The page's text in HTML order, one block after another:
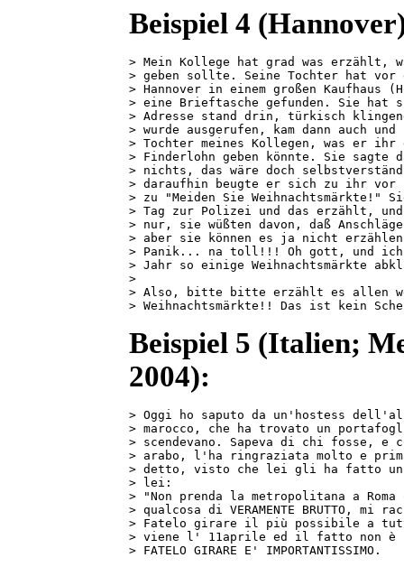
Beispiel 4
> Mein Kollege hat grad was erzählt,
> geben sollte. Seine Tochter hat vor
> Hannover in einem großen Kaufhaus
> eine Brieftasche gefunden. Sie hat
> Adresse stand drin, türkisch
> wurde ausgerufen, kam dann auch
> Tochter meines Kollegen, was er ihr
> Finderlohn geben könnte. Sie sagte
> nichts, das wäre doch
> daraufhin beugte er sich zu ihr
> zu "Meiden Sie Weihnachtsmärkte!"
> Tag zur Polizei und das erzählt, und
> nur, sie wüßten davon, daß
> aber sie können es ja nicht
> Panik... na toll!!! Oh gott, und ich
> Jahr so einige Weihnachtsmärkte
>
> Also, bitte bitte erzählt es allen
> Weihnachtsmärkte!! Das ist kein
Beispiel 5 (Italien;
2004):
> Oggi ho saputo da un'hostess
> marocco, che ha trovato un
> scendevano. Sapeva di chi
> arabo, l'ha ringraziata molto e
> detto, visto che lei gli ha fatto un
> lei:
> "Non prenda la metropolitana a
> qualcosa di VERAMENTE BRUTTO, mi
> Fatelo girare il più possibile a
> viene l' 11aprile ed il fatto non
> FATELO GIRARE E' IMPORTANTISSIMO.